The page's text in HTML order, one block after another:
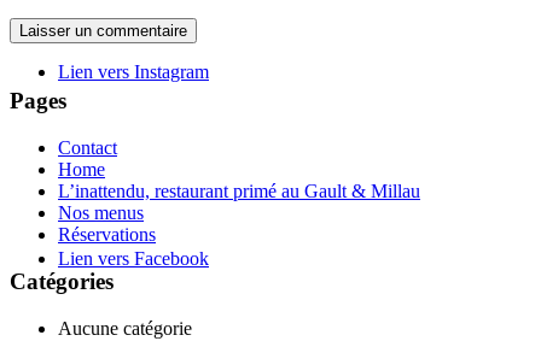
Lien vers Instagram
Lien vers Facebook
Pages
Contact
Home
L’inattendu, restaurant primé au Gault & Millau
Nos menus
Réservations
Catégories
Aucune catégorie